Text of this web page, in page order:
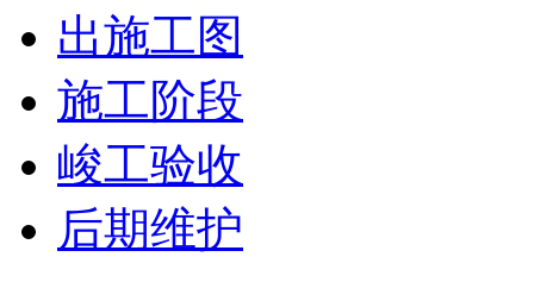
出施工图
施工阶段
峻工验收
后期维护